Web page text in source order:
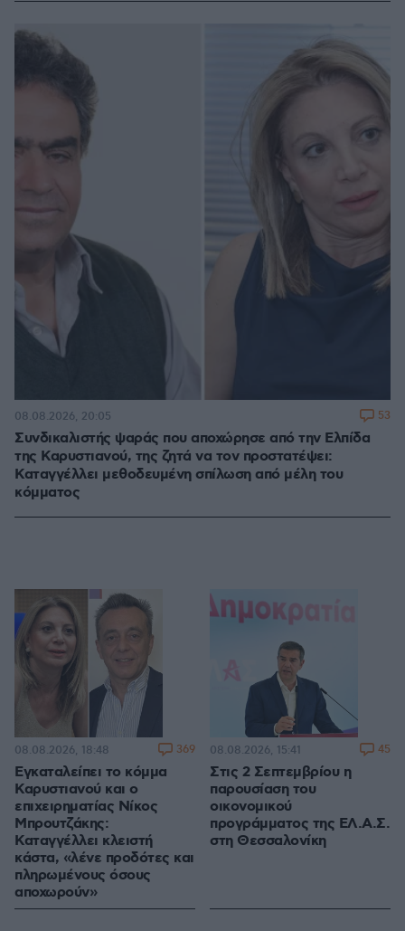
Συνδικαλιστής ψαράς που αποχώρησε από την Ελπίδα
της Καρυστιανού, της ζητά να τον προστατέψει:
Καταγγέλλει μεθοδευμένη σπίλωση από μέλη του
κόμματος
08.08.2026, 20:05 53
Εγκαταλείπει το κόμμα
Καρυστιανού και ο
επιχειρηματίας Νίκος
Μπρουτζάκης:
Καταγγέλλει κλειστή
κάστα, «λένε προδότες και
πληρωμένους όσους
αποχωρούν»
08.08.2026, 18:48 369
Στις 2 Σεπτεμβρίου η
παρουσίαση του
οικονομικού
προγράμματος της ΕΛ.Α.Σ.
στη Θεσσαλονίκη
08.08.2026, 15:41 45